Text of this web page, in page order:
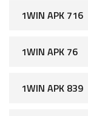
1WIN APK 716
1WIN APK 76
1WIN APK 839